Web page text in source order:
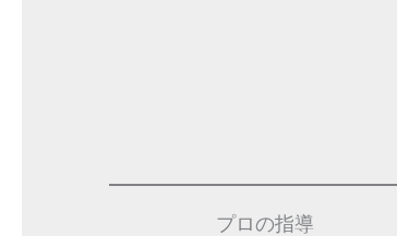
プロの指導